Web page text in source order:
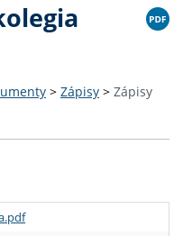
> Zápisy > Zápisy